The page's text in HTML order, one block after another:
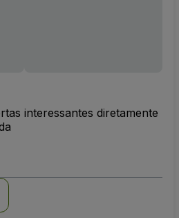
interessantes diretamente